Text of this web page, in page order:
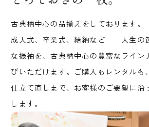
古典柄中心の品揃えをしております。
成人式、卒業式、結納など——人生の
な振袖を、古典柄中心の豊富なライン
びいただけます。ご購入もレンタルも
仕立て直しまで、お客様のご要望に沿
します。